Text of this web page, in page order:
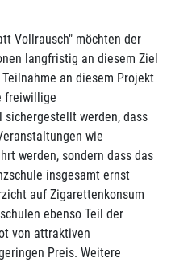
Vollrausch" möchten der
langfristig an diesem Ziel
an diesem Projekt
freiwillige
werden, dass
wie
werden, sondern dass das
insgesamt ernst
auf Zigarettenkonsum
ebenso Teil der
von attraktiven
Preis. Weitere